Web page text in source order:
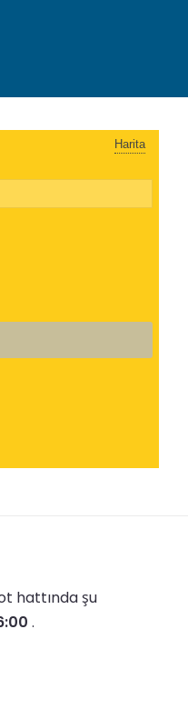
Harita
hattında şu
.